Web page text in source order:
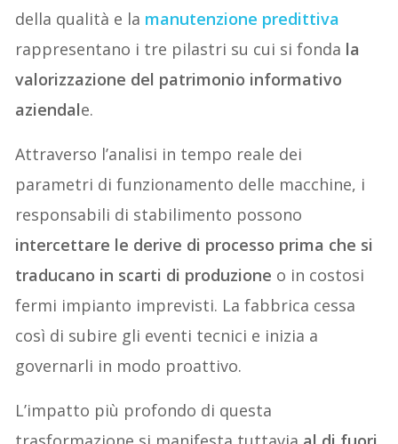
della qualità e la manutenzione predittiva
rappresentano i tre pilastri su cui si fonda la
valorizzazione del patrimonio informativo
aziendale.
Attraverso l’analisi in tempo reale dei
parametri di funzionamento delle macchine, i
responsabili di stabilimento possono
intercettare le derive di processo prima che si
traducano in scarti di produzione o in costosi
fermi impianto imprevisti. La fabbrica cessa
così di subire gli eventi tecnici e inizia a
governarli in modo proattivo.
L’impatto più profondo di questa